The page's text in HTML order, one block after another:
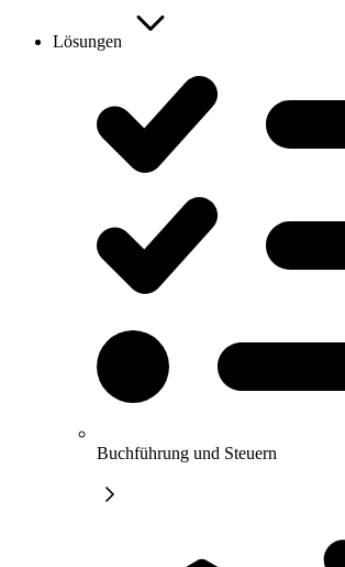
Lösungen
Buchführung und Steuern